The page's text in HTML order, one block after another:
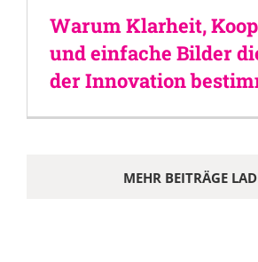
Warum Klarheit,
und einfache Bilder
der Innovation
MEHR BEITRÄGE